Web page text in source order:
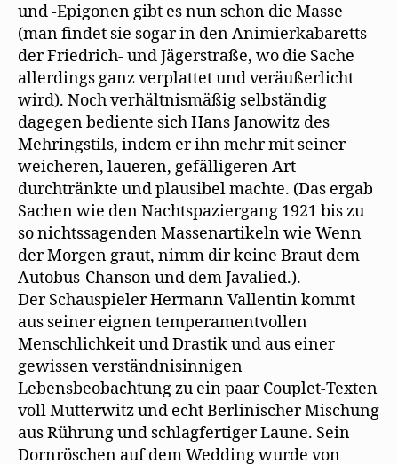
und -Epigonen gibt es nun schon die Masse
(man findet sie sogar in den Animierkabaretts
der Friedrich- und Jägerstraße, wo die Sache
allerdings ganz verplattet und veräußerlicht
wird). Noch verhältnismäßig selbständig
dagegen bediente sich Hans Janowitz des
Mehringstils, indem er ihn mehr mit seiner
weicheren, laueren, gefälligeren Art
durchtränkte und plausibel machte. (Das ergab
Sachen wie den Nachtspaziergang 1921 bis zu
so nichtssagenden Massenartikeln wie Wenn
der Morgen graut, nimm dir keine Braut dem
Autobus-Chanson und dem Javalied.).
Der Schauspieler Hermann Vallentin kommt
aus seiner eignen temperamentvollen
Menschlichkeit und Drastik und aus einer
gewissen verständnisinnigen
Lebensbeobachtung zu ein paar Couplet-Texten
voll Mutterwitz und echt Berlinischer Mischung
aus Rührung und schlagfertiger Laune. Sein
Dornröschen auf dem Wedding wurde von